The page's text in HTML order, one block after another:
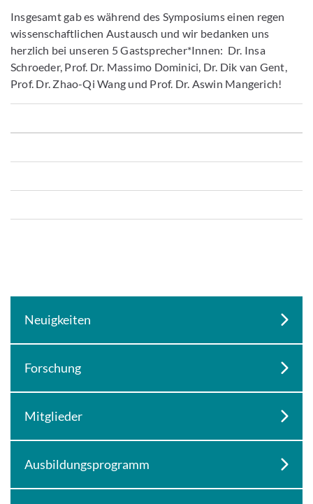
Insgesamt gab es während des Symposiums einen regen
wissenschaftlichen Austausch und wir bedanken uns
herzlich bei unseren 5 Gastsprecher*Innen: Dr. Insa
Schroeder, Prof. Dr. Massimo Dominici, Dr. Dik van Gent,
Prof. Dr. Zhao-Qi Wang und Prof. Dr. Aswin Mangerich!
Neuigkeiten
Forschung
Mitglieder
Ausbildungsprogramm